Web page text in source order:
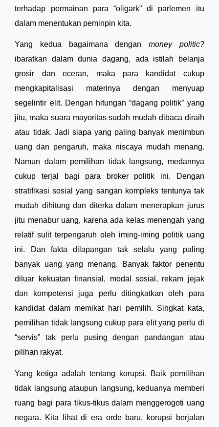
terhadap permainan para “oligark” di parlemen itu
dalam menentukan peminpin kita.
Yang kedua bagaimana dengan money politic?
ibaratkan dalam dunia dagang, ada istilah belanja
grosir dan eceran, maka para kandidat cukup
mengkapitalisasi materinya dengan menyuap
segelintir elit. Dengan hitungan “dagang politik” yang
jitu, maka suara mayoritas sudah mudah dibaca diraih
atau tidak. Jadi siapa yang paling banyak menimbun
uang dan pengaruh, maka niscaya mudah menang.
Namun dalam pemilihan tidak langsung, medannya
cukup terjal bagi para broker politik ini. Dengan
stratifikasi sosial yang sangan kompleks tentunya tak
mudah dihitung dan diterka dalam menerapkan jurus
jitu menabur uang, karena ada kelas menengah yang
relatif sulit terpengaruh oleh iming-iming politik uang
ini. Dan fakta dilapangan tak selalu yang paling
banyak uang yang menang. Banyak faktor penentu
diluar kekuatan finansial, modal sosial, rekam jejak
dan kompetensi juga perlu ditingkatkan oleh para
kandidat dalam memikat hari pemilih. Singkat kata,
pemilihan tidak langsung cukup para elit yang perlu di
“servis” tak perlu pusing dengan pandangan atau
pilihan rakyat.
Yang ketiga adalah tentang korupsi. Baik pemilihan
tidak langsung ataupun langsung, keduanya memberi
ruang bagi para tikus-tikus dalam menggerogoti uang
negara. Kita lihat di era orde baru, korupsi berjalan